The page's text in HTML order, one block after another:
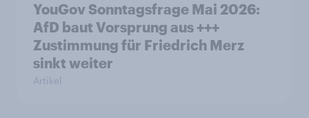
YouGov Sonntagsfrage Mai 2026:
AfD baut Vorsprung aus +++
Zustimmung für Friedrich Merz
sinkt weiter
Artikel